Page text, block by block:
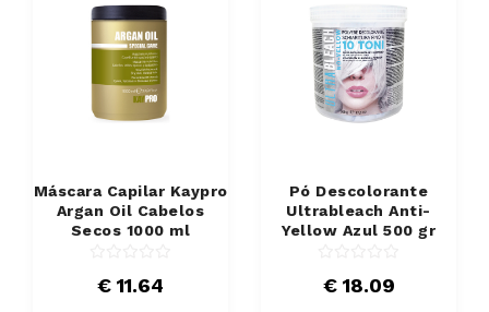
Máscara Capilar Kaypro
Argan Oil Cabelos
Secos 1000 ml
€ 11.64
Pó Descolorante
Ultrableach Anti-
Yellow Azul 500 gr
€ 18.09